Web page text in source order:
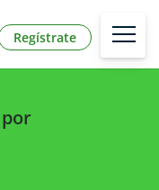
Regístrate